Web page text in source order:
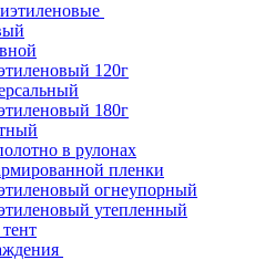
120г
180г
в рулонах
пленки
огнеупорный
утепленный